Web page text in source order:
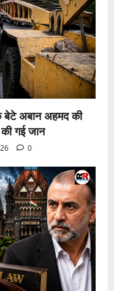
अबान अहमद की
गई जान
0